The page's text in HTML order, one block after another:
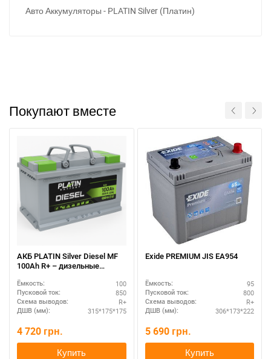
Авто Аккумуляторы - PLATIN Silver (Платин)
Покупают вместе
АКБ PLATIN Silver Diesel MF
100Ah R+ – дизельные
Ёмкость: 100
Пусковой ток: 850
Схема выводов: R+
ДШВ (мм): 315*175*175
4 720 грн.
Купить
Exide PREMIUM JIS EA954
Ёмкость: 95
Пусковой ток: 800
Схема выводов: R+
ДШВ (мм): 306*173*222
5 690 грн.
Купить
Написать в Viber